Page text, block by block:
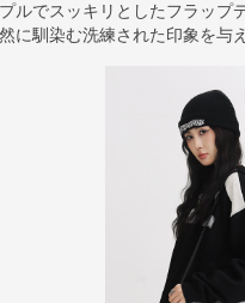
ルでスッキリとしたフラップ
に馴染む洗練された印象を与